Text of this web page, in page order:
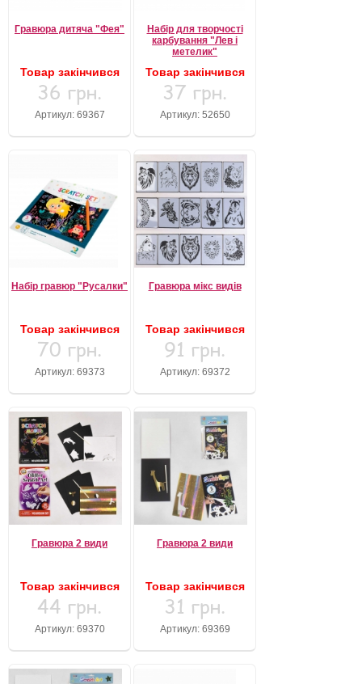
Гравюра дитяча "Фея"
Товар закінчився
36 грн.
Артикул: 69367
Набір для творчості
карбування "Лев і
метелик"
Товар закінчився
37 грн.
Артикул: 52650
Набір гравюр "Русалки"
Товар закінчився
70 грн.
Артикул: 69373
Гравюра мікс видів
Товар закінчився
91 грн.
Артикул: 69372
Гравюра 2 види
Товар закінчився
44 грн.
Артикул: 69370
Гравюра 2 види
Товар закінчився
31 грн.
Артикул: 69369